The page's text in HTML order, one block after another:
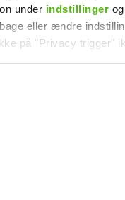
under indstillinger
eller ændre
på "Privacy trigger"
fra tredjeparter til at
samt til brug